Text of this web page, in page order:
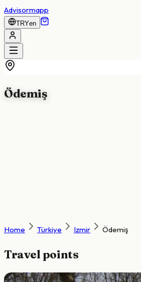
Advisormapp
TRYen
Ödemiş
Home Türkiye Izmir Ödemiş
Travel points